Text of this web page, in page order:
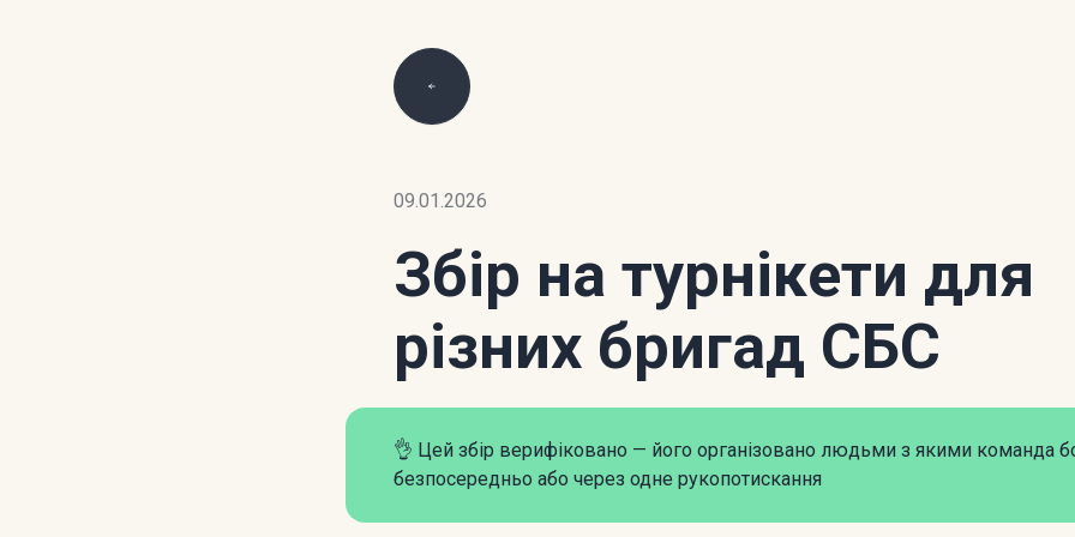
09.01.2026
Збір на турнікети для
різних бригад СБС
👌 Цей збір верифіковано — його організовано людьми з якими команда
безпосередньо або через одне рукопотискання